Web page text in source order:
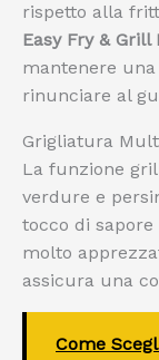
rispetto alla
Easy Fry &
mantenere
rinunciare al
Grigliatura
La funzione
verdure e
tocco di
molto
assicura una
Come